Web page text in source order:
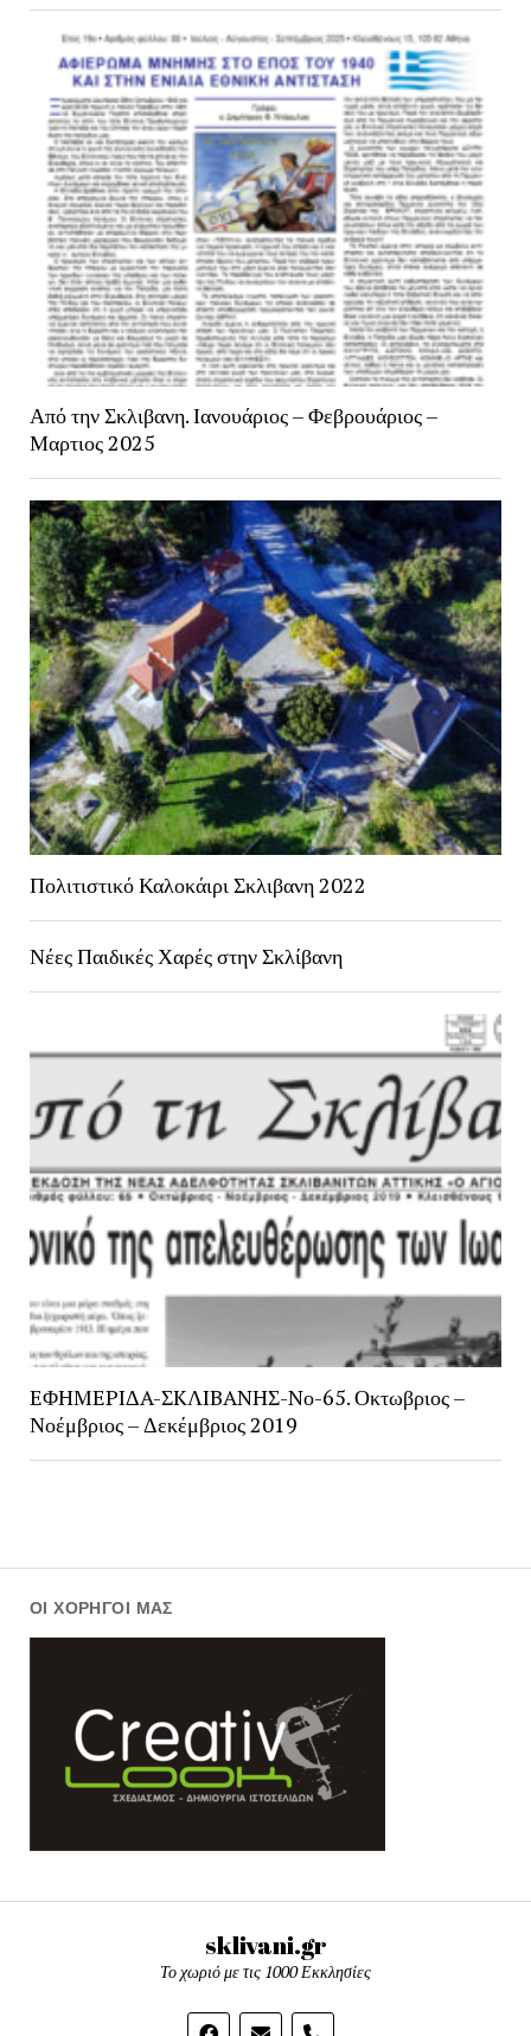
Από την Σκλιβανη. Ιανουάριος – Φεβρουάριος –
Μαρτιος 2025
Πολιτιστικό Καλοκάιρι Σκλιβανη 2022
Νέες Παιδικές Χαρές στην Σκλίβανη
EΦHMEPIΔA-ΣKΛIBANHΣ-Nο-65. Οκτωβριος –
Νοέμβριος – Δεκέμβριος 2019
ΟΙ ΧΟΡΗΓΟΊ ΜΑΣ
sklivani.gr
Το χωριό με τις 1000 Εκκλησίες